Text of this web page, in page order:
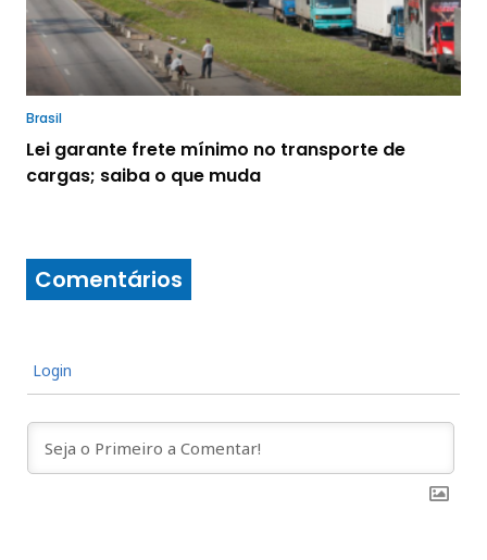
Brasil
Lei garante frete mínimo no transporte de
cargas; saiba o que muda
Comentários
Login